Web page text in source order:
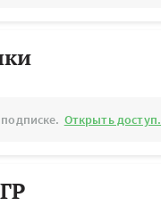
Открыть доступ.